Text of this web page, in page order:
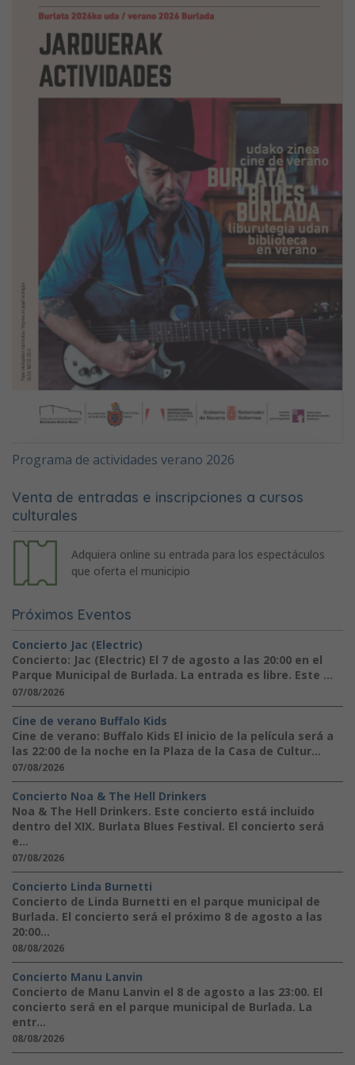
Programa de actividades verano 2026
Venta de entradas e inscripciones a cursos
culturales
Adquiera online su entrada para los espectáculos
que oferta el municipio
Próximos Eventos
Concierto Jac (Electric)
Concierto: Jac (Electric) El 7 de agosto a las 20:00 en el
Parque Municipal de Burlada. La entrada es libre. Este ...
07/08/2026
Cine de verano Buffalo Kids
Cine de verano: Buffalo Kids El inicio de la película será a
las 22:00 de la noche en la Plaza de la Casa de Cultur...
07/08/2026
Concierto Noa & The Hell Drinkers
Noa & The Hell Drinkers. Este concierto está incluido
dentro del XIX. Burlata Blues Festival. El concierto será
e...
07/08/2026
Concierto Linda Burnetti
Concierto de Linda Burnetti en el parque municipal de
Burlada. El concierto será el próximo 8 de agosto a las
20:00...
08/08/2026
Concierto Manu Lanvin
Concierto de Manu Lanvin el 8 de agosto a las 23:00. El
concierto será en el parque municipal de Burlada. La
entr...
08/08/2026